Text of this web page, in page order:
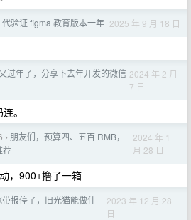
代验证 figma 教育版本一年 2025 年 9 月 18 日
又过年了，分享下去年开发的微信 2024 年 2 月
7 日
。
› 朋友们，预算四、五百 RMB，
荐
2024 年 1
月 28 日
，900+撸了一箱
带报停了，旧光猫能做什
2023 年 12 月 28
日